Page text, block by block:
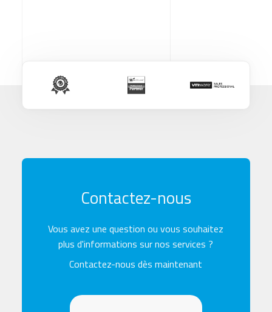
Contactez-nous
Vous avez une question ou vous souhaitez
plus d'informations sur nos services ?
Contactez-nous dès maintenant